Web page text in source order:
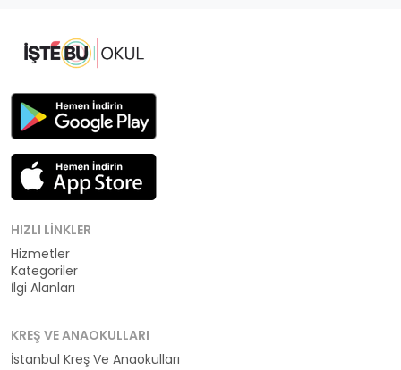
HIZLI LINKLER
Hizmetler
Kategoriler
İlgi Alanları
KREŞ VE ANAOKULLARI
İstanbul Kreş Ve Anaokulları